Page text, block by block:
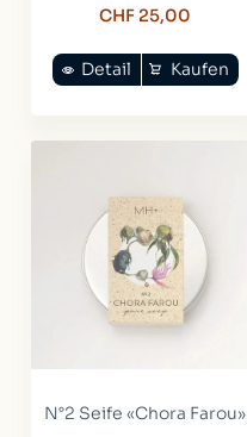
CHF 25,00
Kaufen
Detail
N°2 Seife «Chora Farou»